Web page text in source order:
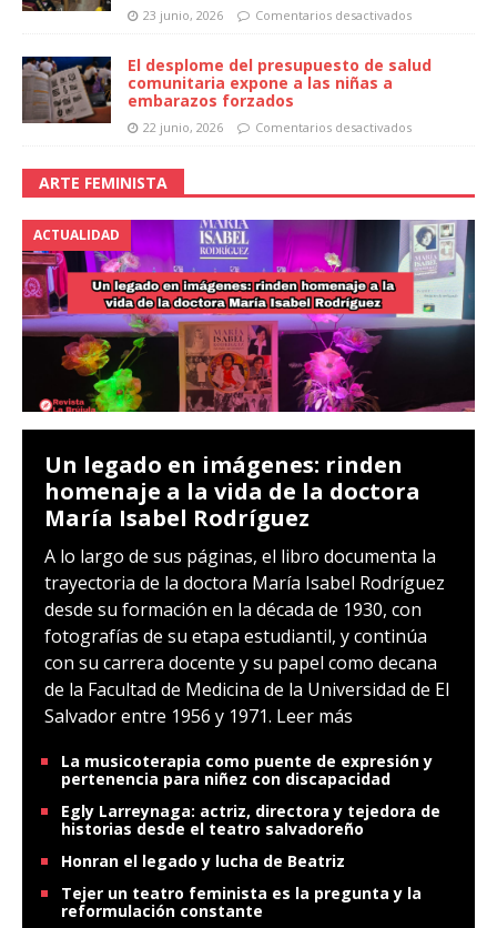
23 junio, 2026 Comentarios desactivados
El desplome del presupuesto de salud
comunitaria expone a las niñas a
embarazos forzados
22 junio, 2026 Comentarios desactivados
ARTE FEMINISTA
ACTUALIDAD
Un legado en imágenes: rinden
homenaje a la vida de la doctora
María Isabel Rodríguez
A lo largo de sus páginas, el libro documenta la
trayectoria de la doctora María Isabel Rodríguez
desde su formación en la década de 1930, con
fotografías de su etapa estudiantil, y continúa
con su carrera docente y su papel como decana
de la Facultad de Medicina de la Universidad de El
Salvador entre 1956 y 1971. Leer más
La musicoterapia como puente de expresión y
pertenencia para niñez con discapacidad
Egly Larreynaga: actriz, directora y tejedora de
historias desde el teatro salvadoreño
Honran el legado y lucha de Beatriz
Tejer un teatro feminista es la pregunta y la
reformulación constante